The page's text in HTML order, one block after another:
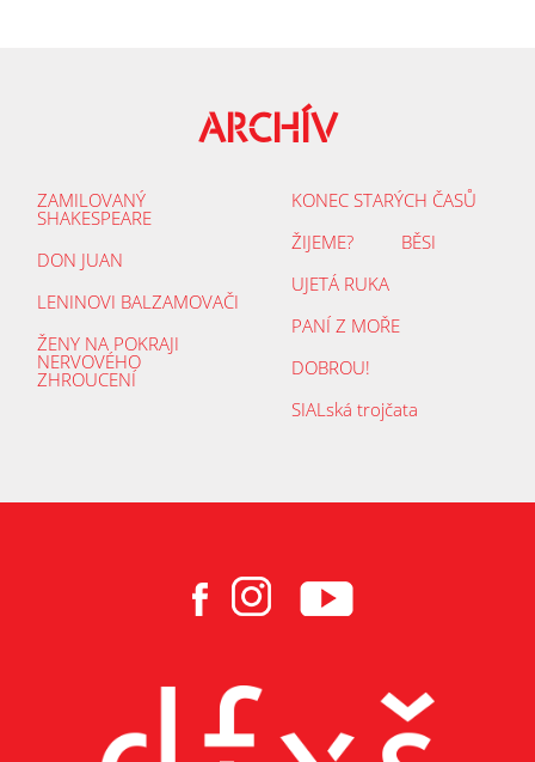
ARCHÍV
ZAMILOVANÝ
SHAKESPEARE
DON JUAN
LENINOVI BALZAMOVAČI
ŽENY NA POKRAJI
NERVOVÉHO
ZHROUCENÍ
KONEC STARÝCH ČASŮ
ŽIJEME?
BĚSI
UJETÁ RUKA
PANÍ Z MOŘE
DOBROU!
SIALská trojčata